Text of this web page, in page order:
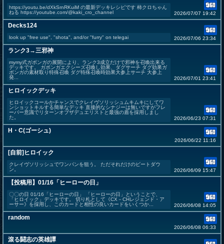
https://youtu.be/dXkSrnRKuiM の最新デッキレシピです 柿クロちゃん
ねる https://youtube.com/@kaki_cro_channel
2026/07/07 19:42
Decks124
look up "free use", "shota", and/or "furry" on telegai 2026/07/06 23:34
ランク3→三邪神
mymy式ガボンガの展開により、ランク3成立だけで邪神を召喚出来る
デッキです。 ガボンガエクシーズ召喚し効果、ダグサーチ ダグ効果ガ
ボンガの素材取り特殊召喚 ダグ特殊召喚時効果大参上サーチ 大参上
発...
2026/07/01 23:41
ヒロイックデッキ
ヒロイックコールかチャンスでクレイヴソリッシュムキムキにしてワ
ンショットキルする簡単なデッキ 直接的なシナジーは無いですがフレ
ーバー意識でリターンオブザデュエリストと最強の盾を採用しまし
た。
2026/06/23 07:31
H・C(ゴーシュ)
2026/06/22 11:16
[自前]ヒロイック
クレイヴソリッシュでワンパンを狙う。 ただそれだけのビートダウ
ン。
2026/06/09 15:47
【投稿用】01/16「ヒーローの日」
〇〇の日 01/16「ヒーローの日」 「ヒーローの日」ということで、
「ヒロイック」デッキです。 切り札として《CX－CHレジェンド・ア
ーサー》を採用し、このカードと相性の良いカードをいくつか...
2026/06/08 14:05
random
2026/06/08 06:33
滾る闘志の英雄譚